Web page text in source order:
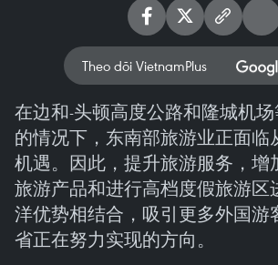
Theo dõi VietnamPlus
在边和-头顿高度公路和隆城机
的情况下，东南部旅游业正面临
机遇。因此，提升旅游服务，增
旅游产品和进行高档度假旅游区
洋优势相结合，吸引更多外国游
省正在努力实现的方向。